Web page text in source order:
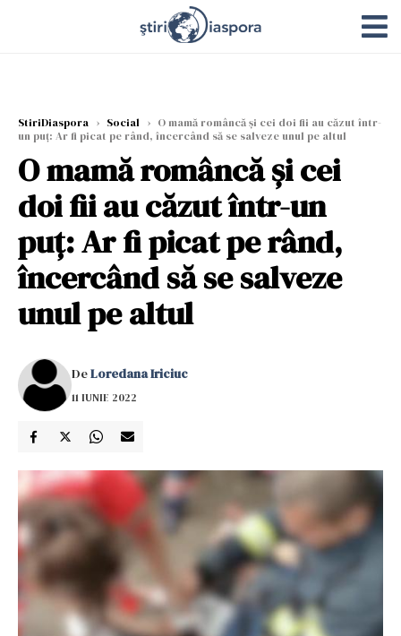
StiriDiaspora › Social › O mamă româncă şi cei doi fii au căzut într-
un puţ: Ar fi picat pe rând, încercând să se salveze unul pe altul
O mamă româncă şi cei
doi fii au căzut într-un
puţ: Ar fi picat pe rând,
încercând să se salveze
unul pe altul
DeLoredana Iriciuc
11 IUNIE 2022